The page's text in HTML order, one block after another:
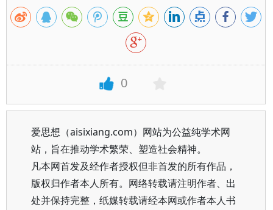
0
爱思想（aisixiang.com）网站为公益纯学术网
站，旨在推动学术繁荣、塑造社会精神。
凡本网首发及经作者授权但非首发的所有作品，
版权归作者本人所有。网络转载请注明作者、出
处并保持完整，纸媒转载请经本网或作者本人书